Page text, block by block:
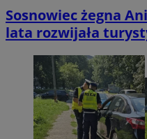
Sosnowiec żegna
lata rozwijała